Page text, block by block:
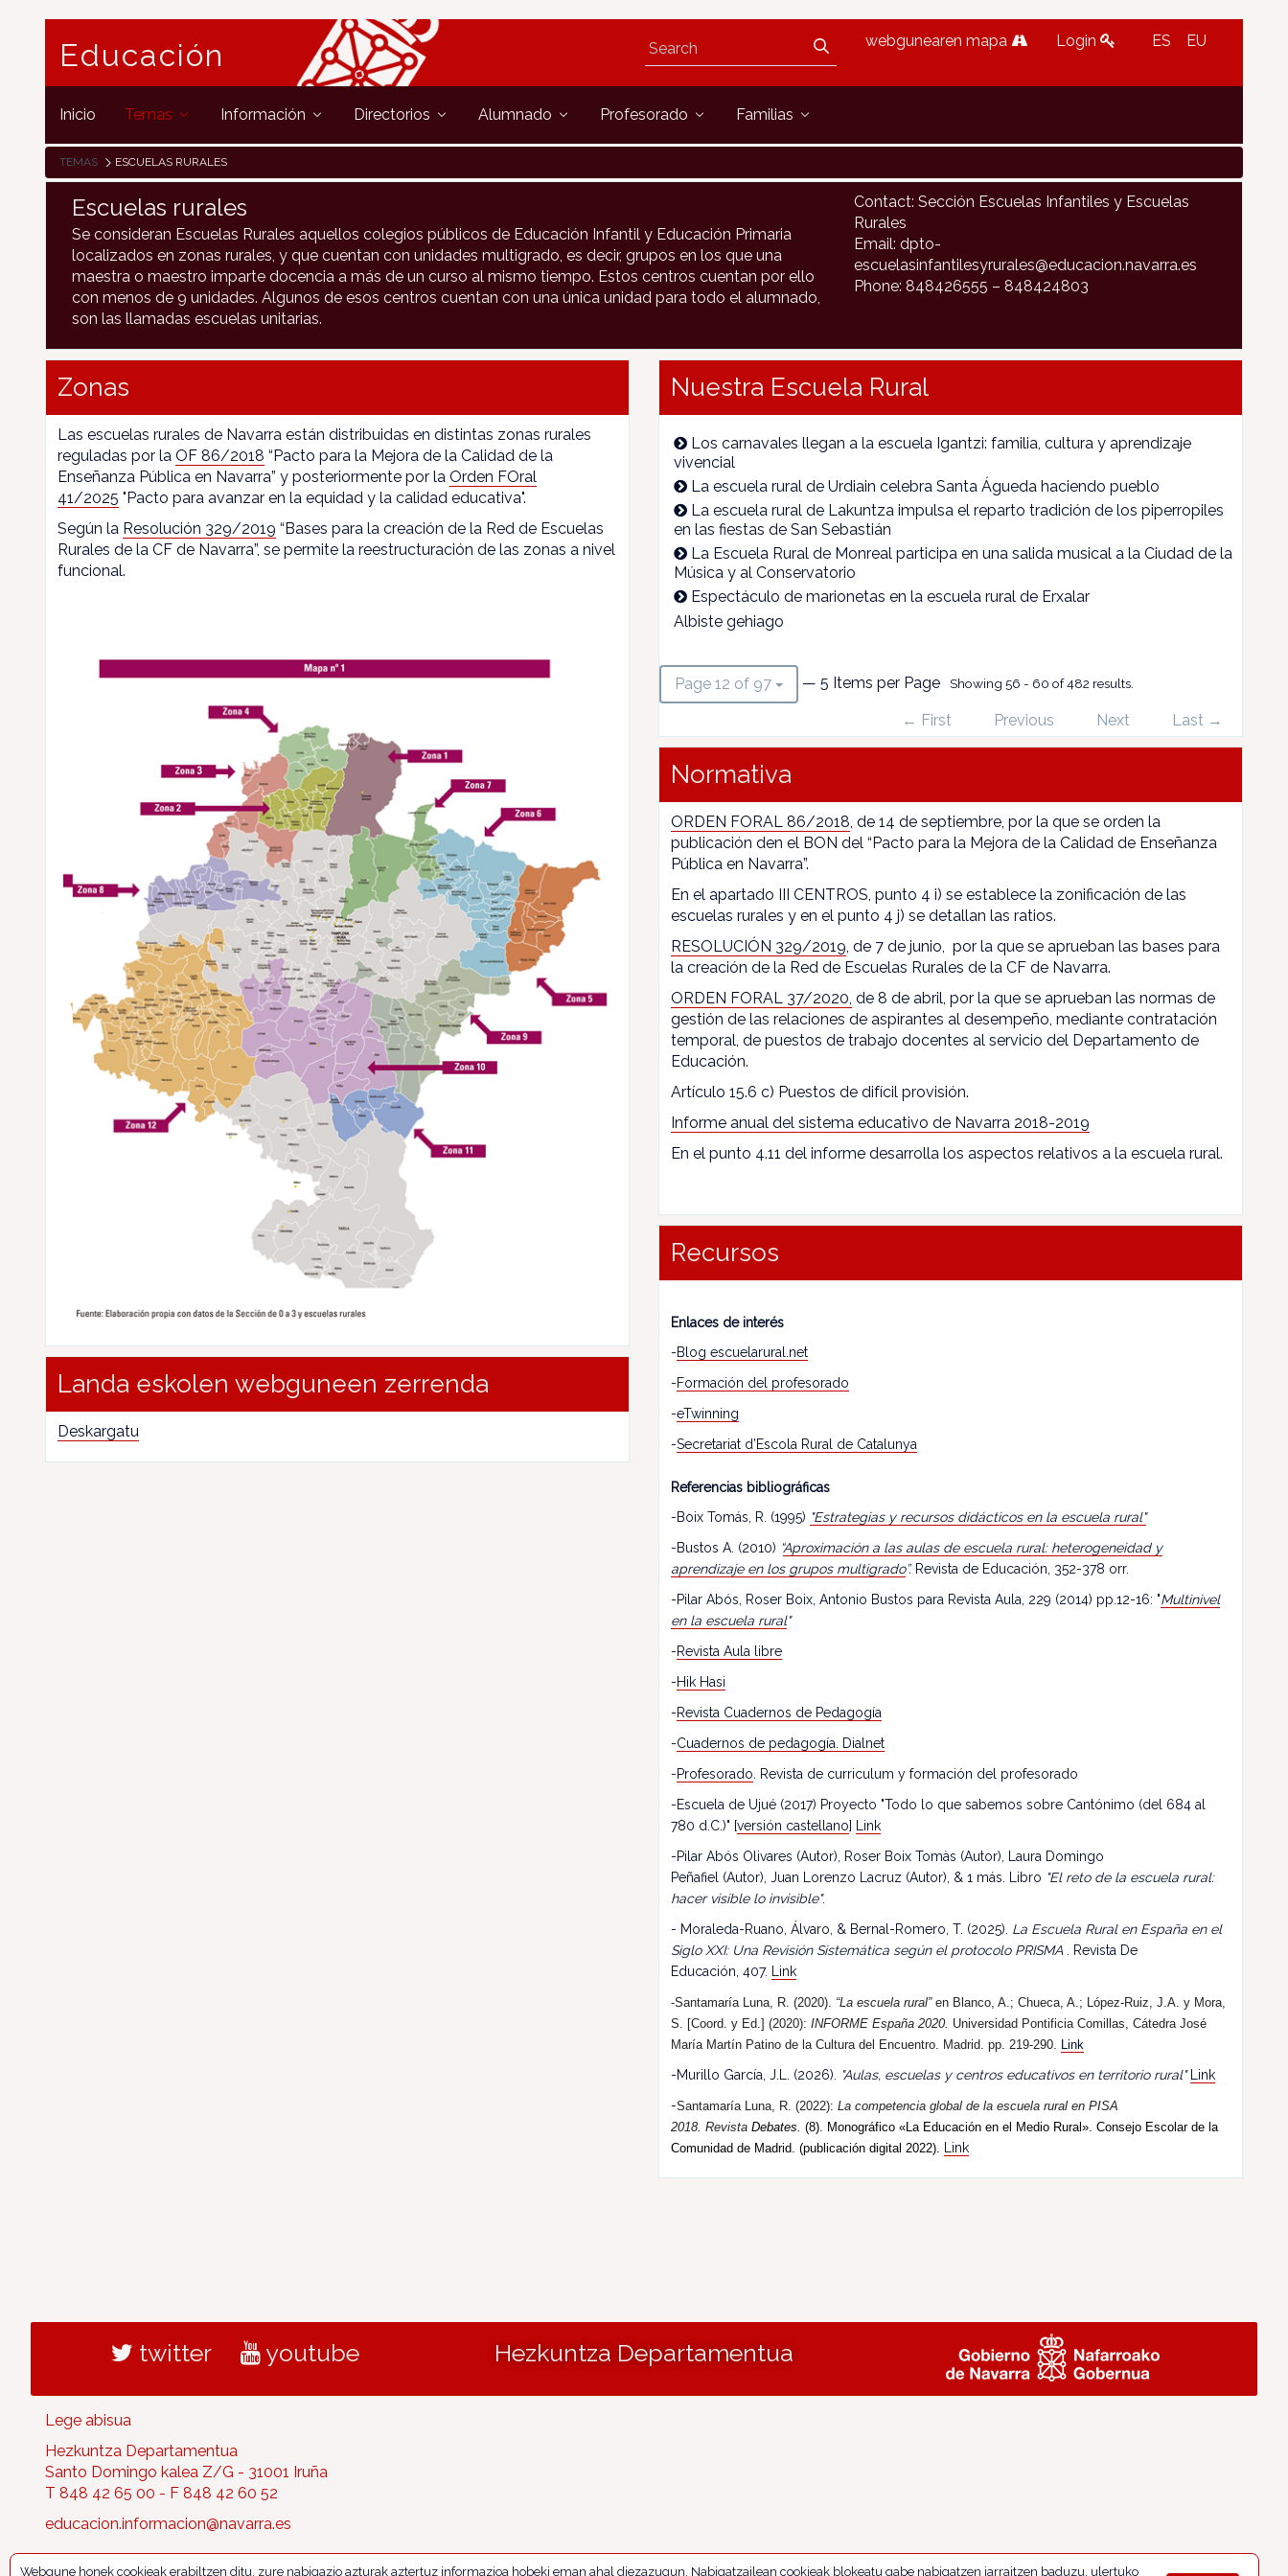
Educación webgunearen mapa Login ES EU
Inicio Temas Información Directorios Alumnado Profesorado Familias
TEMAS ESCUELAS RURALES
Escuelas rurales
Se consideran Escuelas Rurales aquellos colegios públicos de Educación Infantil y Educación Primaria
localizados en zonas rurales, y que cuentan con unidades multigrado, es decir, grupos en los que una
maestra o maestro imparte docencia a más de un curso al mismo tiempo. Estos centros cuentan por ello
con menos de 9 unidades. Algunos de esos centros cuentan con una única unidad para todo el alumnado,
son las llamadas escuelas unitarias.
Contact: Sección Escuelas Infantiles y Escuelas
Rurales
Email: dpto-
escuelasinfantilesyrurales@educacion.navarra.es
Phone: 848426555 – 848424803
Zonas
Las escuelas rurales de Navarra están distribuidas en distintas zonas rurales
reguladas por la OF 86/2018 “Pacto para la Mejora de la Calidad de la
Enseñanza Pública en Navarra” y posteriormente por la Orden FOral
41/2025 "Pacto para avanzar en la equidad y la calidad educativa".
Según la Resolución 329/2019 “Bases para la creación de la Red de Escuelas
Rurales de la CF de Navarra”, se permite la reestructuración de las zonas a nivel
funcional.
Landa eskolen webguneen zerrenda
Deskargatu
Nuestra Escuela Rural
Los carnavales llegan a la escuela Igantzi: familia, cultura y aprendizaje
vivencial
La escuela rural de Urdiain celebra Santa Águeda haciendo pueblo
La escuela rural de Lakuntza impulsa el reparto tradición de los piperropiles
en las fiestas de San Sebastián
La Escuela Rural de Monreal participa en una salida musical a la Ciudad de la
Música y al Conservatorio
Espectáculo de marionetas en la escuela rural de Erxalar
Albiste gehiago
Page 12 of 97 — 5 Items per Page Showing 56 - 60 of 482 results.
← First Previous Next Last →
Normativa
ORDEN FORAL 86/2018, de 14 de septiembre, por la que se orden la
publicación den el BON del “Pacto para la Mejora de la Calidad de Enseñanza
Pública en Navarra”.
En el apartado III CENTROS, punto 4 i) se establece la zonificación de las
escuelas rurales y en el punto 4 j) se detallan las ratios.
RESOLUCIÓN 329/2019, de 7 de junio, por la que se aprueban las bases para
la creación de la Red de Escuelas Rurales de la CF de Navarra.
ORDEN FORAL 37/2020, de 8 de abril, por la que se aprueban las normas de
gestión de las relaciones de aspirantes al desempeño, mediante contratación
temporal, de puestos de trabajo docentes al servicio del Departamento de
Educación.
Artículo 15.6 c) Puestos de difícil provisión.
Informe anual del sistema educativo de Navarra 2018-2019
En el punto 4.11 del informe desarrolla los aspectos relativos a la escuela rural.
Recursos
Enlaces de interés
-Blog escuelarural.net
-Formación del profesorado
-eTwinning
-Secretariat d’Escola Rural de Catalunya
Referencias bibliográficas
-Boix Tomás, R. (1995) "Estrategias y recursos didácticos en la escuela rural"
-Bustos A. (2010) “Aproximación a las aulas de escuela rural: heterogeneidad y
aprendizaje en los grupos multigrado”. Revista de Educación, 352-378 orr.
-Pilar Abós, Roser Boix, Antonio Bustos para Revista Aula, 229 (2014) pp.12-16: "Multinivel
en la escuela rural"
-Revista Aula libre
-Hik Hasi
-Revista Cuadernos de Pedagogía
-Cuadernos de pedagogía. Dialnet
-Profesorado . Revista de curriculum y formación del profesorado
-Escuela de Ujué (2017) Proyecto "Todo lo que sabemos sobre Cantónimo (del 684 al
780 d.C.)" [versión castellano]
Link
-Pilar Abós Olivares (Autor), Roser Boix Tomàs (Autor), Laura Domingo
Peñafiel (Autor), Juan Lorenzo Lacruz (Autor), & 1 más. Libro "El reto de la escuela rural:
hacer visible lo invisible".
- Moraleda-Ruano, Álvaro, & Bernal-Romero, T. (2025). La Escuela Rural en España en el
Siglo XXI: Una Revisión Sistemática según el protocolo PRISMA . Revista De
Educación, 407.
Link
-Santamaría Luna, R. (2020). “La escuela rural”en Blanco, A.; Chueca, A.; López-Ruiz, J.A. y Mora,
S. [Coord. y Ed.] (2020): INFORME España 2020. Universidad Pontificia Comillas, Cátedra José
María Martín Patino de la Cultura del Encuentro. Madrid. pp. 219-290. Link
-Murillo García, J.L. (2026). "Aulas, escuelas y centros educativos en territorio rural"
Link
-Santamaría Luna, R. (2022): La competencia global de la escuela rural en PISA
2018. Revista Debates. (8). Monográfico «La Educación en el Medio Rural». Consejo Escolar de la
Comunidad de Madrid. (publicación digital 2022).
Link
twitter youtube Hezkuntza Departamentua
Lege abisua
Hezkuntza Departamentua
Santo Domingo kalea Z/G - 31001 Iruña
T 848 42 65 00 - F 848 42 60 52
educacion.informacion@navarra.es
Webgune honek cookieak erabiltzen ditu, zure nabigazio azturak aztertuz informazioa hobeki eman ahal diezazugun. Nabigatzailean cookieak blokeatu gabe nabigatzen jarraitzen baduzu, ulertuko